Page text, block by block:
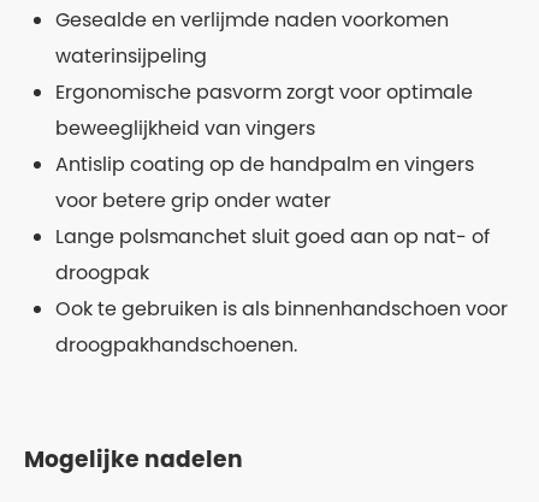
Gesealde en verlijmde naden voorkomen
waterinsijpeling
Ergonomische pasvorm zorgt voor optimale
beweeglijkheid van vingers
Antislip coating op de handpalm en vingers
voor betere grip onder water
Lange polsmanchet sluit goed aan op nat- of
droogpak
Ook te gebruiken is als binnenhandschoen voor
droogpakhandschoenen.
Mogelijke nadelen